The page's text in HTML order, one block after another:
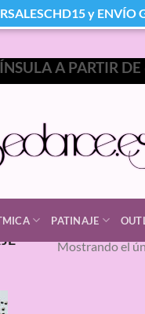
A PARTIR
PATINAJE
Mostrando el
y ENVÍO